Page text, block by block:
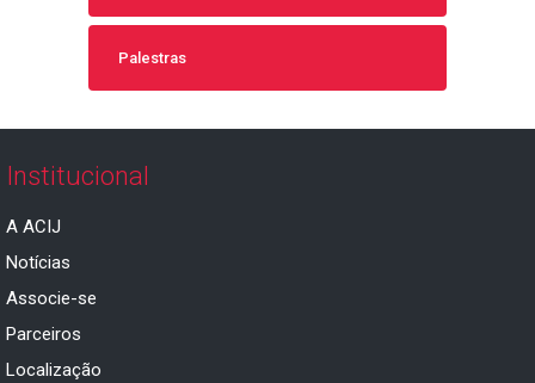
Palestras
Institucional
A ACIJ
Notícias
Associe-se
Parceiros
Localização